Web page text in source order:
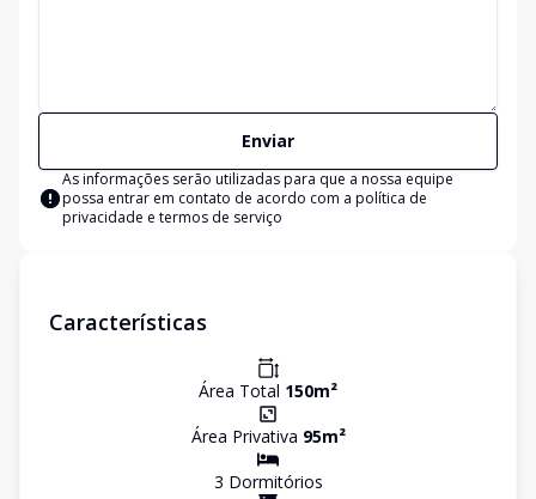
Enviar
As informações serão utilizadas para que a nossa equipe
possa entrar em contato de acordo com a política de
privacidade e termos de serviço
Características
Área Total 150m²
Área Privativa 95m²
3 Dormitórios